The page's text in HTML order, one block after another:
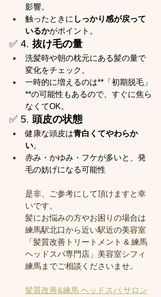
影響。
触ったときに しっかり感が戻って
いるかがポイント。
✅ 4. 抜け毛の量
洗髪時や朝の枕元にある髪の量で
変化をチェック。
一時的に増えるのは**「初期脱毛」
**の可能性もあるので、すぐに焦ら
なくてOK。
✅ 5. 頭皮の状態
健康な頭皮は青白くてやわらか
い。
赤み・かゆみ・フケが多いと、発
毛の妨げになる可能性
是非、ご参考にして頂けますと幸
いです。
髪にお悩みの方やお困りの場合は
練馬駅北口から近い駅近の美容室
「髪質改善トリートメント & 練馬
ヘッドスパ専門店」美容室シフィ
練馬までご相談くださいませ。
髪質改善&練馬 ヘッドスパ サロン